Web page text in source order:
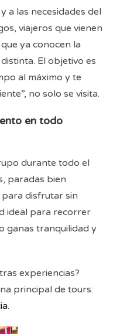
a las necesidades del
viajeros que vienen
ya conocen la
El objetivo es
al máximo y te
no solo se visita.
en todo
durante todo el
paradas bien
disfrutar sin
ideal para recorrer
ganas tranquilidad y
experiencias?
principal de tours:
.